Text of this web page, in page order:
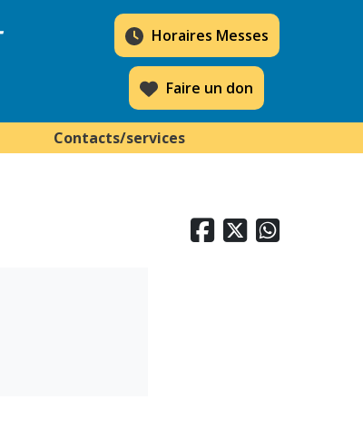
Horaires Messes
Faire un don
Contacts/services
  